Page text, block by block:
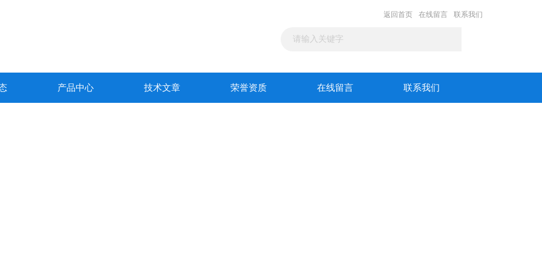
返回首页 在线留言 联系我们
产品中心 技术文章 荣誉资质 在线留言 联系我们